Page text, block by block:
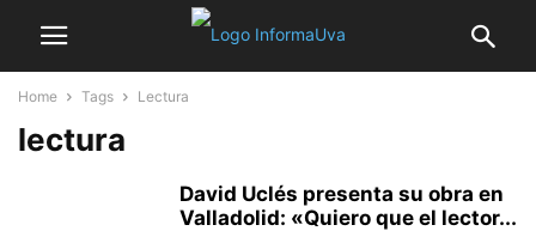
Home Tags Lectura
lectura
David Uclés presenta su obra en
Valladolid: «Quiero que el lector...